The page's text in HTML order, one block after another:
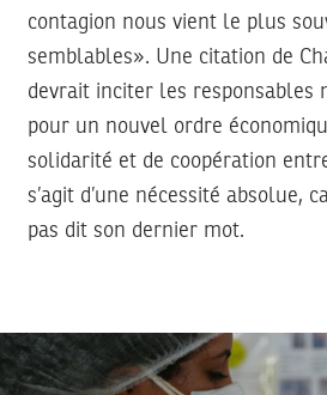
contagion nous vient le plus
semblables». Une citation de
devrait inciter les responsables
pour un nouvel ordre
solidarité et de coopération
s’agit d’une nécessité absolue,
pas dit son dernier mot.